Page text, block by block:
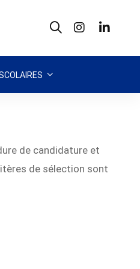
de candidature et
de sélection sont